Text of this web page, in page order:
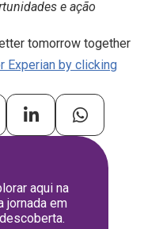
e ação
tomorrow together
Experian by clicking
aqui na
jornada em